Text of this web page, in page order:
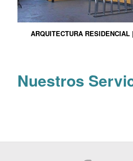
ARQUITECTURA RESIDENCIAL |
Nuestros